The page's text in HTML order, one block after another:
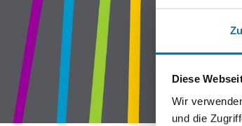
Diese
Wir
und die